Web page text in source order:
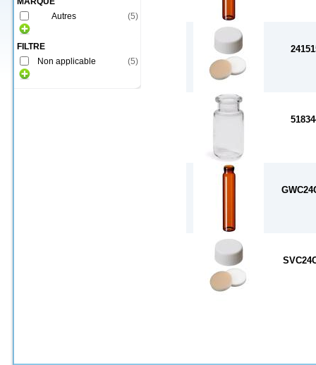
Autres
(5)
FILTRE
Non applicable
(5)